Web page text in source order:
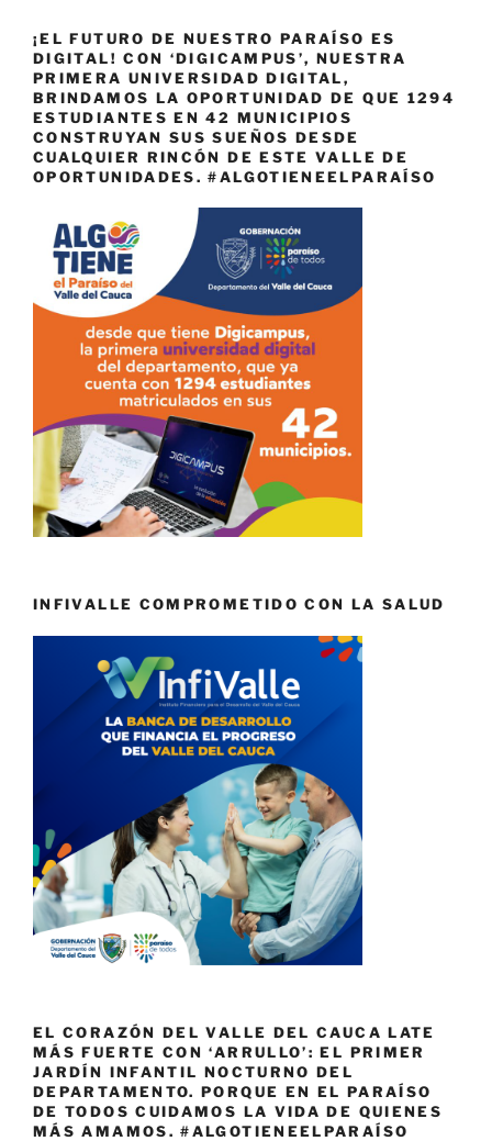
¡EL FUTURO DE NUESTRO PARAÍSO ES
DIGITAL! CON ‘DIGICAMPUS’, NUESTRA
PRIMERA UNIVERSIDAD DIGITAL,
BRINDAMOS LA OPORTUNIDAD DE QUE 1294
ESTUDIANTES EN 42 MUNICIPIOS
CONSTRUYAN SUS SUEÑOS DESDE
CUALQUIER RINCÓN DE ESTE VALLE DE
OPORTUNIDADES. #ALGOTIENEELPARAÍSO
INFIVALLE COMPROMETIDO CON LA SALUD
EL CORAZÓN DEL VALLE DEL CAUCA LATE
MÁS FUERTE CON ‘ARRULLO’: EL PRIMER
JARDÍN INFANTIL NOCTURNO DEL
DEPARTAMENTO. PORQUE EN EL PARAÍSO
DE TODOS CUIDAMOS LA VIDA DE QUIENES
MÁS AMAMOS. #ALGOTIENEELPARAÍSO